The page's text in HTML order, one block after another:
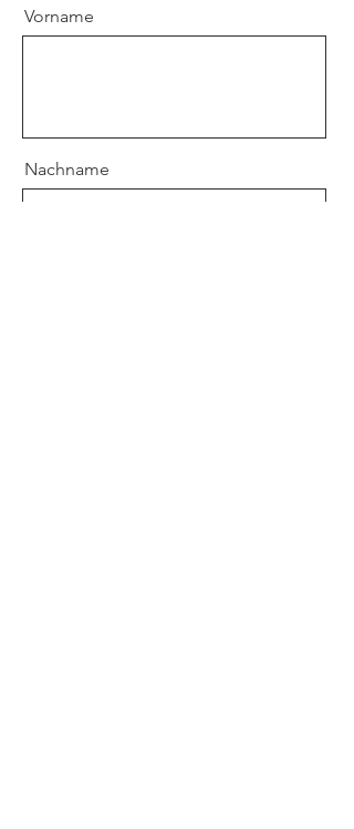
Vorname
Nachname